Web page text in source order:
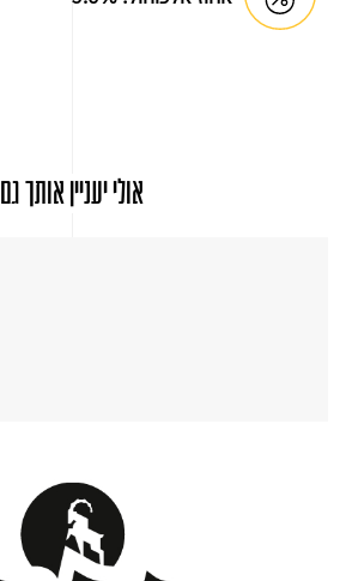
אולי יעניין אותך גם